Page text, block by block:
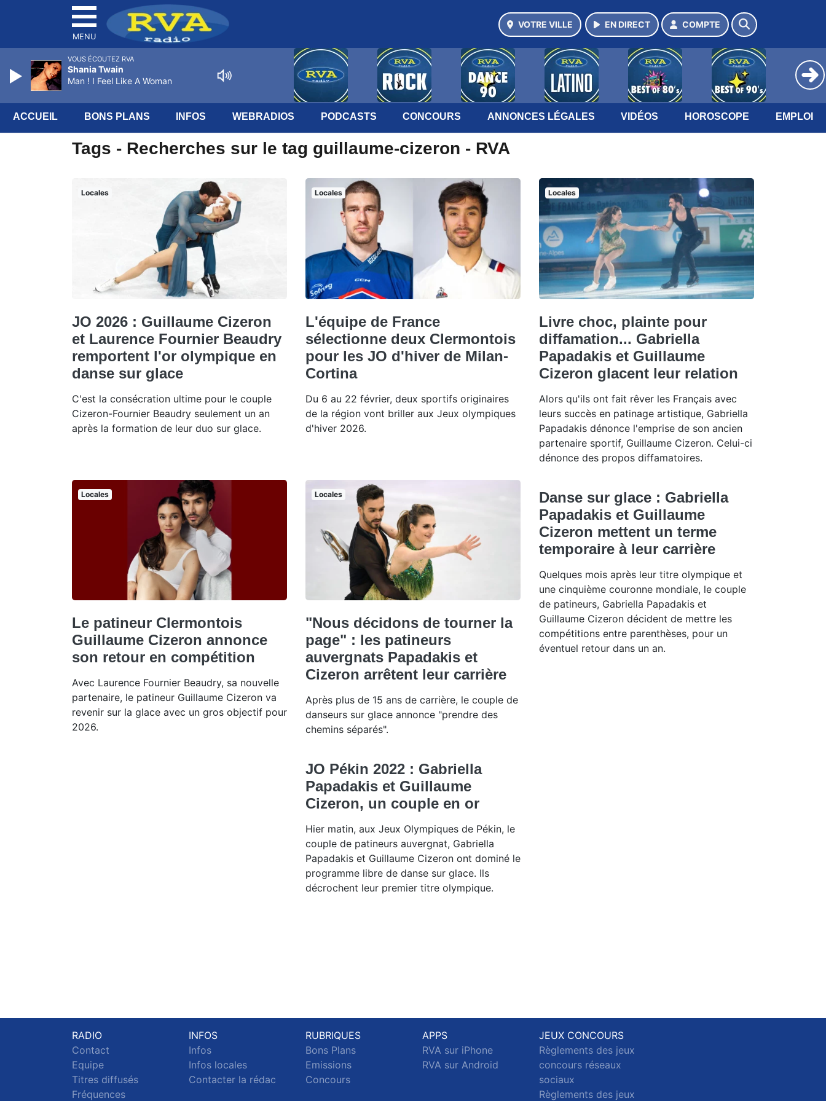
MENU
VOTRE VILLE EN DIRECT COMPTE
ACCUEIL BONS PLANS INFOS WEBRADIOS PODCASTS CONCOURS ANNONCES LÉGALES VIDÉOS HOROSCOPE EMPLOI
Tags - Recherches sur le tag guillaume-cizeron - RVA
Locales
JO 2026 : Guillaume Cizeron
et Laurence Fournier Beaudry
remportent l'or olympique en
danse sur glace
C'est la consécration ultime pour le couple
Cizeron-Fournier Beaudry seulement un an
après la formation de leur duo sur glace.
Locales
L'équipe de France
sélectionne deux Clermontois
pour les JO d'hiver de Milan-
Cortina
Du 6 au 22 février, deux sportifs originaires
de la région vont briller aux Jeux olympiques
d'hiver 2026.
Locales
Livre choc, plainte pour
diffamation... Gabriella
Papadakis et Guillaume
Cizeron glacent leur relation
Alors qu'ils ont fait rêver les Français avec
leurs succès en patinage artistique, Gabriella
Papadakis dénonce l'emprise de son ancien
partenaire sportif, Guillaume Cizeron. Celui-ci
dénonce des propos diffamatoires.
Locales
Le patineur Clermontois
Guillaume Cizeron annonce
son retour en compétition
Avec Laurence Fournier Beaudry, sa nouvelle
partenaire, le patineur Guillaume Cizeron va
revenir sur la glace avec un gros objectif pour
2026.
Locales
"Nous décidons de tourner la
page" : les patineurs
auvergnats Papadakis et
Cizeron arrêtent leur carrière
Après plus de 15 ans de carrière, le couple de
danseurs sur glace annonce "prendre des
chemins séparés".
Danse sur glace : Gabriella
Papadakis et Guillaume
Cizeron mettent un terme
temporaire à leur carrière
Quelques mois après leur titre olympique et
une cinquième couronne mondiale, le couple
de patineurs, Gabriella Papadakis et
Guillaume Cizeron décident de mettre les
compétitions entre parenthèses, pour un
éventuel retour dans un an.
JO Pékin 2022 : Gabriella
Papadakis et Guillaume
Cizeron, un couple en or
Hier matin, aux Jeux Olympiques de Pékin, le
couple de patineurs auvergnat, Gabriella
Papadakis et Guillaume Cizeron ont dominé le
programme libre de danse sur glace. Ils
décrochent leur premier titre olympique.
RADIO
Contact
Equipe
Titres diffusés
Fréquences
INFOS
Infos
Infos locales
Contacter la rédac
RUBRIQUES
Bons Plans
Emissions
Concours
APPS
RVA sur iPhone
RVA sur Android
JEUX CONCOURS
Règlements des jeux
concours réseaux
sociaux
Règlements des jeux
VOUS ÉCOUTEZ RVA
Shania Twain
Man ! I Feel Like A Woman